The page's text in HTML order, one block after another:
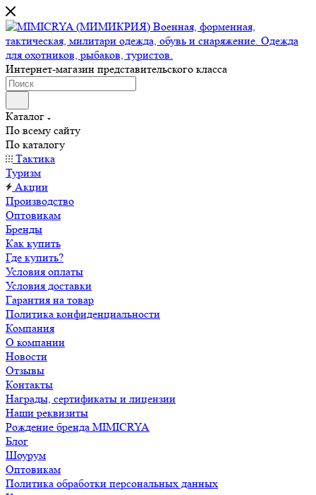
Интернет-магазин представительского класса
Каталог
По всему сайту
По каталогу
Тактика
Туризм
Акции
Производство
Оптовикам
Бренды
Как купить
Где купить?
Условия оплаты
Условия доставки
Гарантия на товар
Политика конфиденциальности
Компания
О компании
Новости
Отзывы
Контакты
Награды, сертификаты и лицензии
Наши реквизиты
Рождение бренда MIMICRYA
Блог
Шоурум
Оптовикам
Политика обработки персональных данных